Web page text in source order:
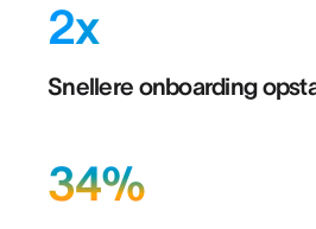
2x
Snellere onboarding
34%